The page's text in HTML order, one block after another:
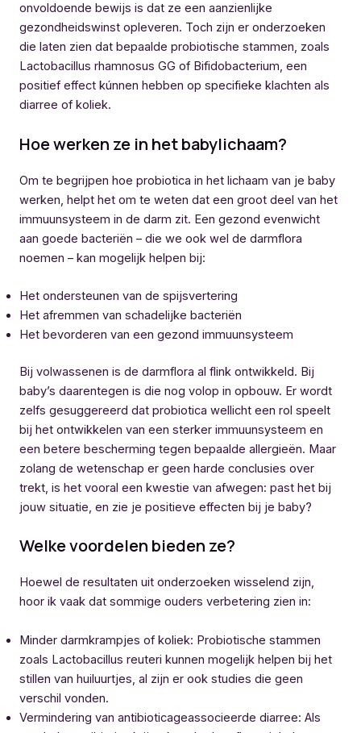
onvoldoende bewijs is dat ze een aanzienlijke
gezondheidswinst opleveren. Toch zijn er onderzoeken
die laten zien dat bepaalde probiotische stammen, zoals
Lactobacillus rhamnosus GG of Bifidobacterium, een
positief effect kúnnen hebben op specifieke klachten als
diarree of koliek.
Hoe werken ze in het babylichaam?
Om te begrijpen hoe probiotica in het lichaam van je baby
werken, helpt het om te weten dat een groot deel van het
immuunsysteem in de darm zit. Een gezond evenwicht
aan goede bacteriën – die we ook wel de darmflora
noemen – kan mogelijk helpen bij:
Het ondersteunen van de spijsvertering
Het afremmen van schadelijke bacteriën
Het bevorderen van een gezond immuunsysteem
Bij volwassenen is de darmflora al flink ontwikkeld. Bij
baby’s daarentegen is die nog volop in opbouw. Er wordt
zelfs gesuggereerd dat probiotica wellicht een rol speelt
bij het ontwikkelen van een sterker immuunsysteem en
een betere bescherming tegen bepaalde allergieën. Maar
zolang de wetenschap er geen harde conclusies over
trekt, is het vooral een kwestie van afwegen: past het bij
jouw situatie, en zie je positieve effecten bij je baby?
Welke voordelen bieden ze?
Hoewel de resultaten uit onderzoeken wisselend zijn,
hoor ik vaak dat sommige ouders verbetering zien in:
Minder darmkrampjes of koliek: Probiotische stammen
zoals Lactobacillus reuteri kunnen mogelijk helpen bij het
stillen van huiluurtjes, al zijn er ook studies die geen
verschil vonden.
Vermindering van antibioticageassocieerde diarree: Als